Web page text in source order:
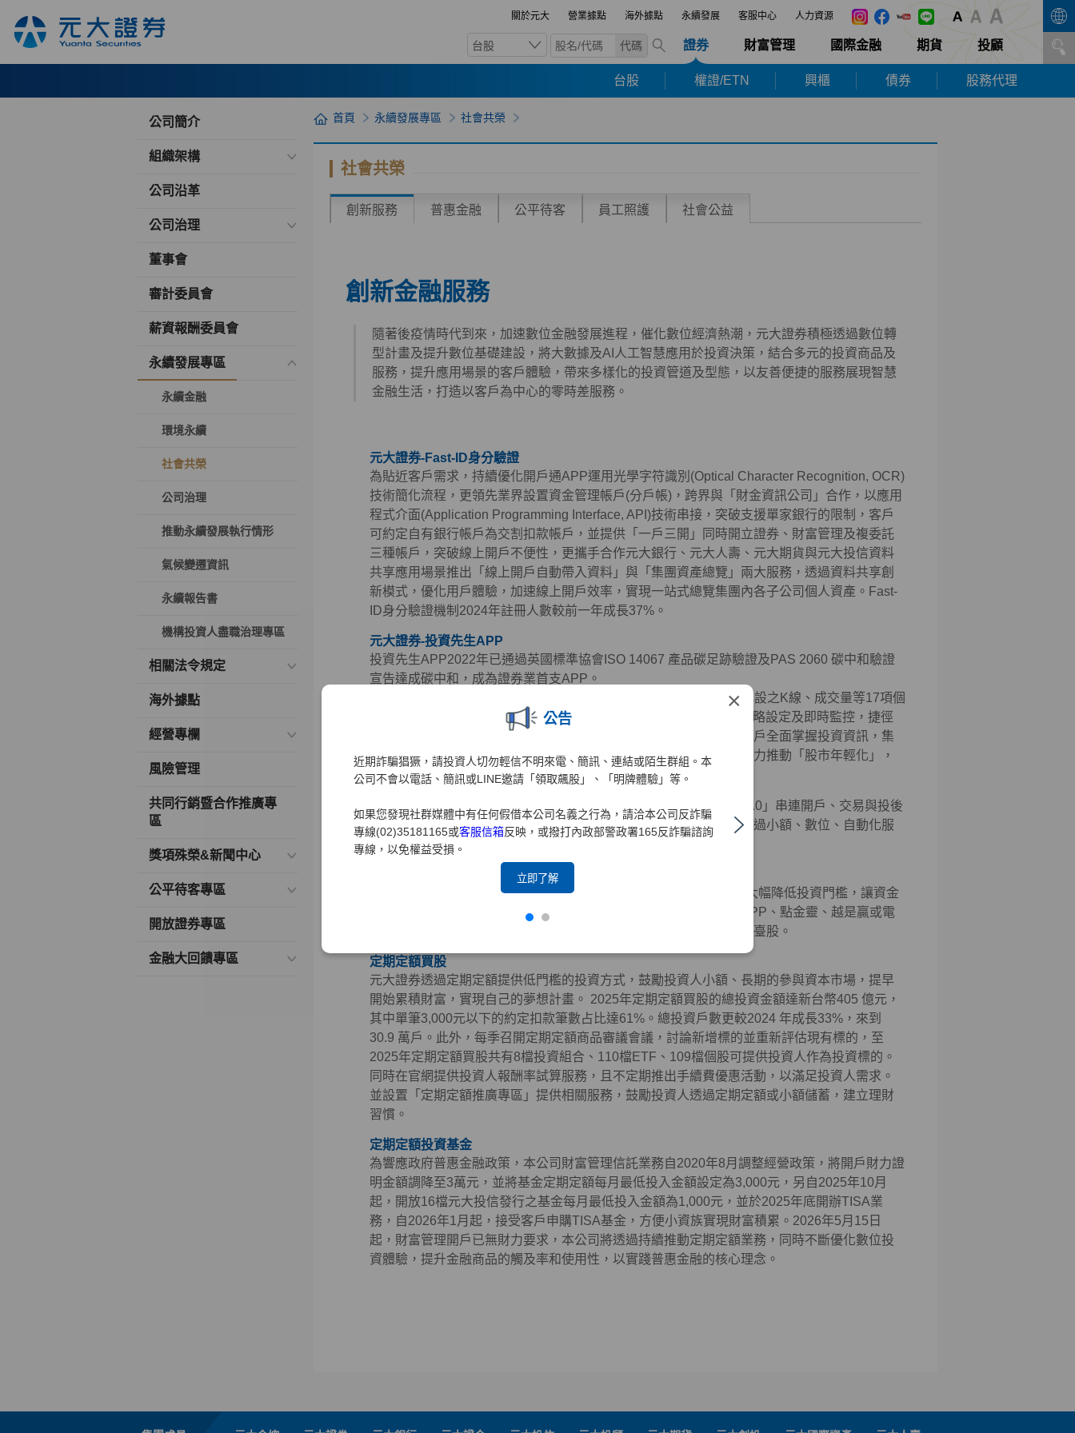
關於元大 營業據點 海外據點 永續發展 客服中心 人力資源
台股 代碼 證券 財富管理 國際金融 期貨 投顧
台股 權證/ETN 興櫃 債券 股務代理
×
公告
近期詐騙猖獗，請投資人切勿輕信不明來電、簡訊、連結或陌生群組。本
公司不會以電話、簡訊或LINE邀請「領取飆股」、「明牌體驗」等。
如果您發現社群媒體中有任何假借本公司名義之行為，請洽本公司反詐騙
專線(02)35181165或客服信箱反映，或撥打內政部警政署165反詐騙諮詢
專線，以免權益受損。
立即了解
公司簡介
組織架構
公司沿革
公司治理
董事會
審計委員會
薪資報酬委員會
永續發展專區
永續金融
環境永續
社會共榮
公司治理
推動永續發展執行情形
氣候變遷資訊
永續報告書
機構投資人盡職治理專區
相關法令規定
海外據點
經營專欄
風險管理
共同行銷暨合作推廣專
區
獎項殊榮&新聞中心
公平待客專區
開放證券專區
金融大回饋專區
首頁 永續發展專區 社會共榮
社會共榮
創新服務 普惠金融 公平待客 員工照護 社會公益
創新金融服務
隨著後疫情時代到來，加速數位金融發展進程，催化數位經濟熱潮，元大證券積極透過數位轉
型計畫及提升數位基礎建設，將大數據及AI人工智慧應用於投資決策，結合多元的投資商品及
服務，提升應用場景的客戶體驗，帶來多樣化的投資管道及型態，以友善便捷的服務展現智慧
金融生活，打造以客戶為中心的零時差服務。
元大證券-Fast-ID身分驗證
為貼近客戶需求，持續優化開戶通APP運用光學字符識別(Optical Character Recognition, OCR)
技術簡化流程，更領先業界設置資金管理帳戶(分戶帳)，跨界與「財金資訊公司」合作，以應用
程式介面(Application Programming Interface, API)技術串接，突破支援單家銀行的限制，客戶
可約定自有銀行帳戶為交割扣款帳戶，並提供「一戶三開」同時開立證券、財富管理及複委託
三種帳戶，突破線上開戶不便性，更攜手合作元大銀行、元大人壽、元大期貨與元大投信資料
共享應用場景推出「線上開戶自動帶入資料」與「集團資產總覽」兩大服務，透過資料共享創
新模式，優化用戶體驗，加速線上開戶效率，實現一站式總覽集團內各子公司個人資產。Fast-
ID身分驗證機制2024年註冊人數較前一年成長37%。
元大證券-投資先生APP
投資先生APP2022年已通過英國標準協會ISO 14067 產品碳足跡驗證及PAS 2060 碳中和驗證
宣告達成碳中和，成為證券業首支APP。
為持續深耕年輕族群，免費提供大眾於看盤時可設定投資先生APP專設之K線、成交量等17項個
股技術指標參數進行盤勢分析，且針對客戶提供AI智能選股、投資策略設定及即時監控，捷徑
客製化功能可設計個人專屬頁面，並連結元大投顧研究報告，協助客戶全面掌握投資資訊，集
選股、看盤、下單功能於一身，簡化投資流程提升客戶體驗，持續努力推動「股市年輕化」，
打造零時差隨身投資顧問。
元大證券持續精進投資先生APP功能開發，2025年推出「投資先生2.0」串連開戶、交易與投後
管理，打造一站式行動投資平台，同時兼顧普惠金融與永續價值，透過小額、數位、自動化服
務降低門檻並落實減碳。
金管會於2020年10月開放盤中零股交易並保留盤後零股交易機制，大幅降低投資門檻，讓資金
有限的小資族群得以小額成本參與資本市場，元大證券於投資先生APP、點金靈、越是贏或電
腦網頁提供電子平台下單管道，便捷管道讓小資族群輕鬆無負擔投資臺股。
定期定額買股
元大證券透過定期定額提供低門檻的投資方式，鼓勵投資人小額、長期的參與資本市場，提早
開始累積財富，實現自己的夢想計畫。 2025年定期定額買股的總投資金額達新台幣405 億元，
其中單筆3,000元以下的約定扣款筆數占比達61%。總投資戶數更較2024 年成長33%，來到
30.9 萬戶。此外，每季召開定期定額商品審議會議，討論新增標的並重新評估現有標的，至
2025年定期定額買股共有8檔投資組合、110檔ETF、109檔個股可提供投資人作為投資標的。
同時在官網提供投資人報酬率試算服務，且不定期推出手續費優惠活動，以滿足投資人需求。
並設置「定期定額推廣專區」提供相關服務，鼓勵投資人透過定期定額或小額儲蓄，建立理財
習慣。
定期定額投資基金
為響應政府普惠金融政策，本公司財富管理信託業務自2020年8月調整經營政策，將開戶財力證
明金額調降至3萬元，並將基金定期定額每月最低投入金額設定為3,000元，另自2025年10月
起，開放16檔元大投信發行之基金每月最低投入金額為1,000元，並於2025年底開辦TISA業
務，自2026年1月起，接受客戶申購TISA基金，方便小資族實現財富積累。2026年5月15日
起，財富管理開戶已無財力要求，本公司將透過持續推動定期定額業務，同時不斷優化數位投
資體驗，提升金融商品的觸及率和使用性，以實踐普惠金融的核心理念。